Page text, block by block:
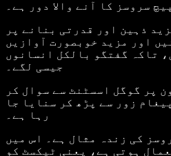
ذہین اور قدرتی بنانے پر
اور مزید خوبصورت آوازیں
تاکہ گفتگو بالکل انسانوں
جیسی لگے۔
پر گوگل اسسٹنٹ سے سوال کر
زور سے پڑھ کر سنایا جا
کی زندہ مثال ہے۔ اس میں
ہوتی ہے، یعنی ٹیکسٹ کو